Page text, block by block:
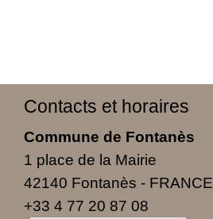
Contacts et horaires
Commune de Fontanès
1 place de la Mairie
42140 Fontanès - FRANCE
+33 4 77 20 87 08